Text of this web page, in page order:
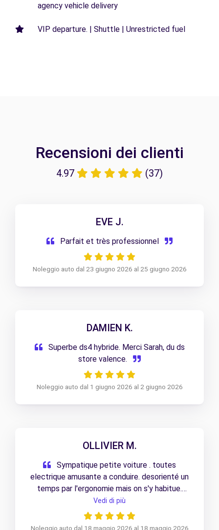
agency vehicle delivery
VIP departure. | Shuttle | Unrestricted fuel
Recensioni dei clienti
4.97 (37)
EVE J.
Parfait et très professionnel
Noleggio auto dal 23 giugno 2026 al 25 giugno 2026
DAMIEN K.
Superbe ds4 hybride. Merci Sarah, du ds
store valence.
Noleggio auto dal 1 giugno 2026 al 2 giugno 2026
OLLIVIER M.
Sympatique petite voiture . toutes
electrique amusante a conduire. desorienté un
temps par l'ergonomie mais on s'y habitue.
Merci pour le pret
Vedi di più
Noleggio auto dal 18 maggio 2026 al 18 maggio 2026